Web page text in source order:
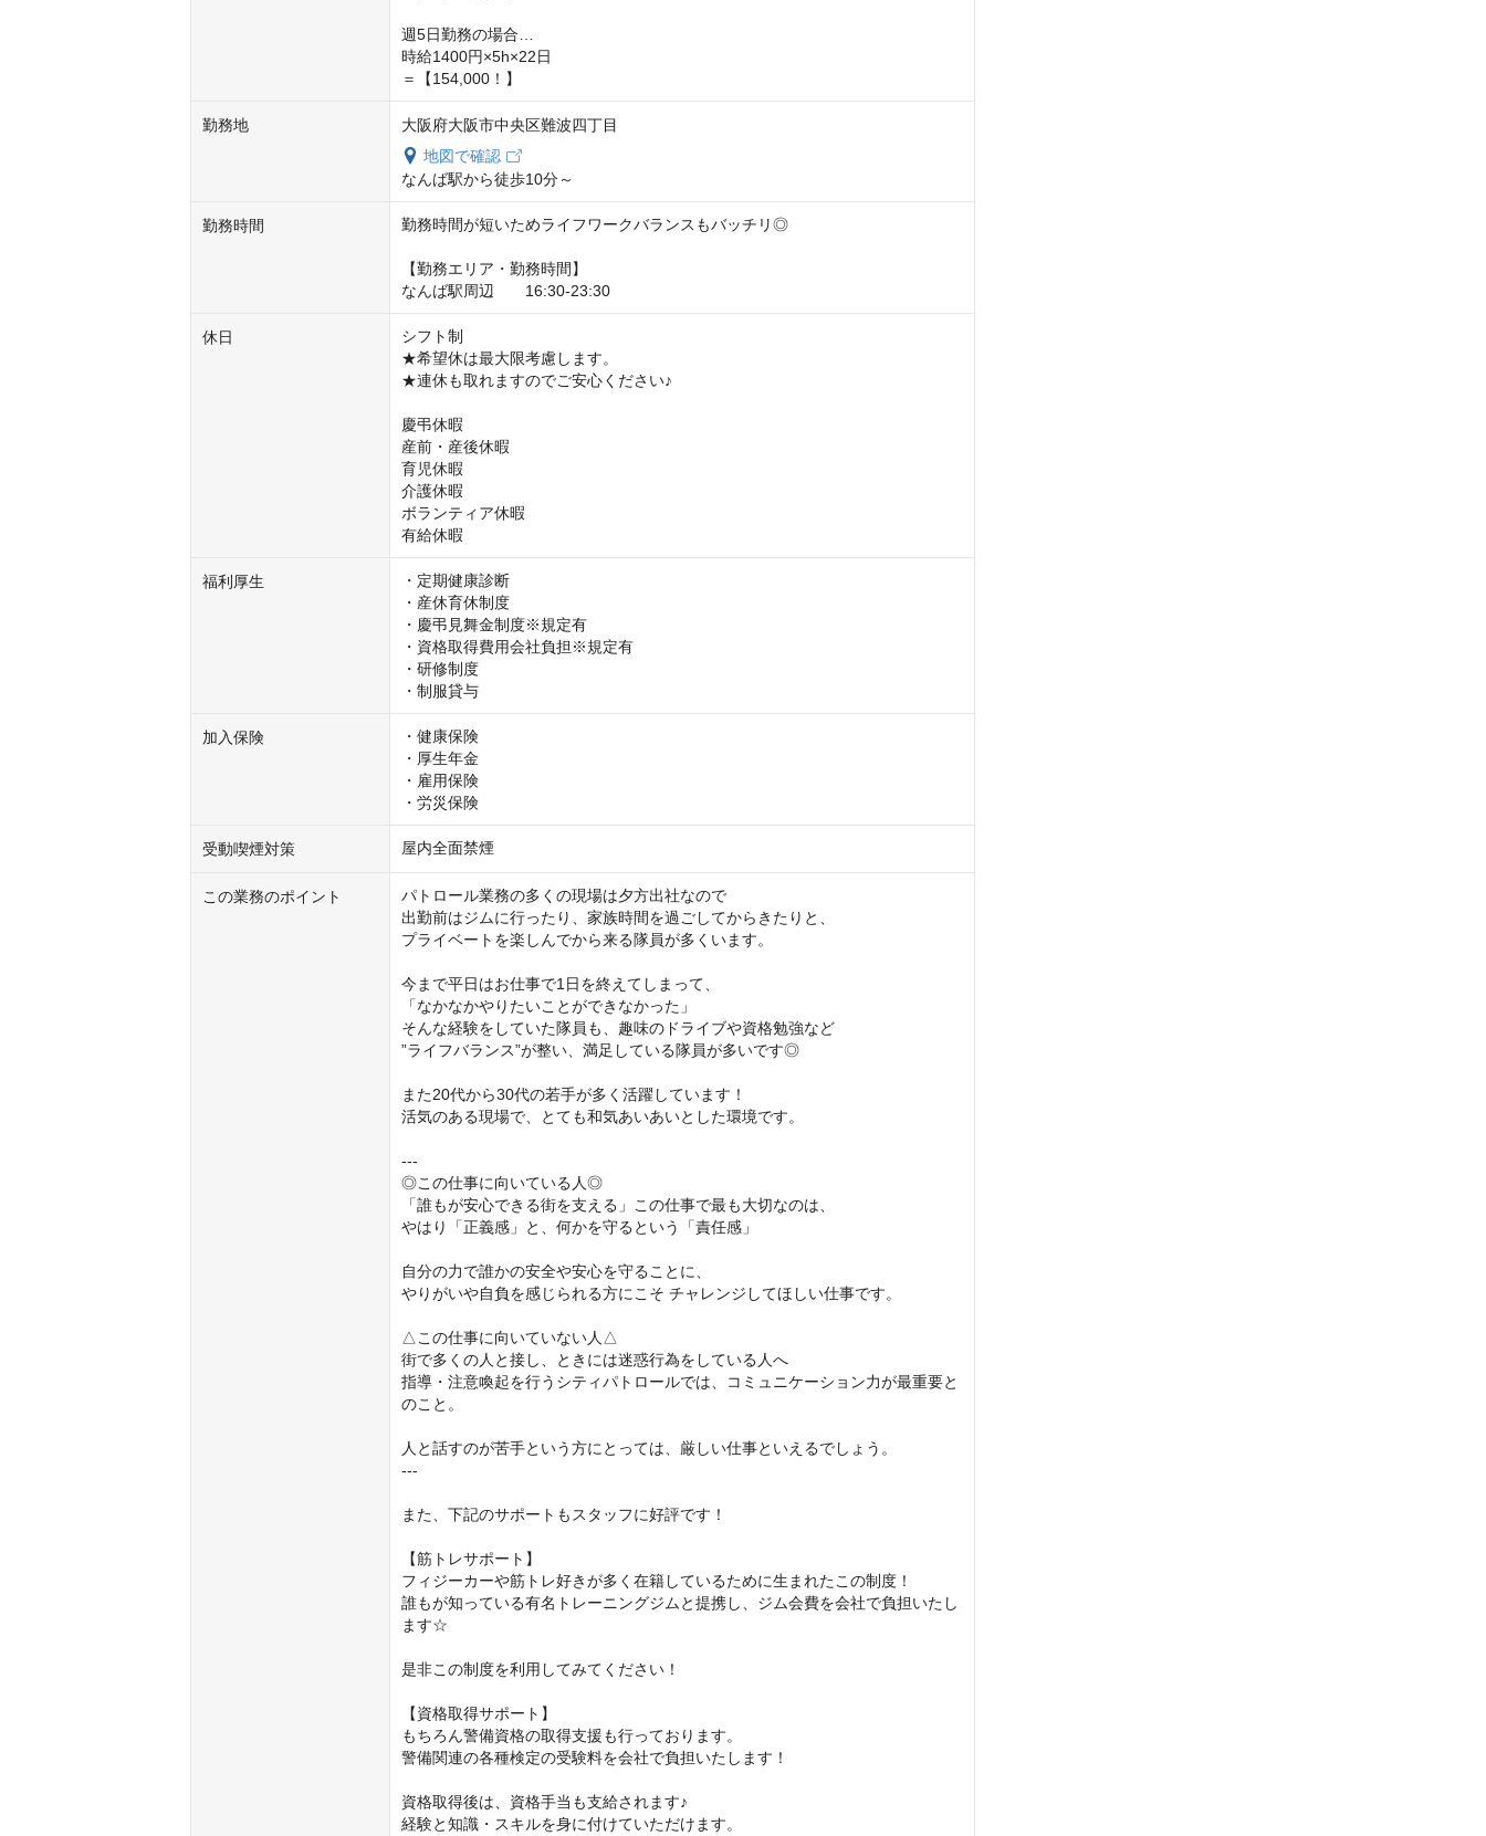
週5日勤務の場合…
時給1400円×5h×22日
＝【154,000！】
勤務地
大阪府大阪市中央区難波四丁目
地図で確認
なんば駅から徒歩10分～
勤務時間 勤務時間が短いためライフワークバランスもバッチリ◎
【勤務エリア・勤務時間】
なんば駅周辺　　16:30-23:30
休日
シフト制
★希望休は最大限考慮します。
★連休も取れますのでご安心ください♪
慶弔休暇
産前・産後休暇
育児休暇
介護休暇
ボランティア休暇
有給休暇
福利厚生
・定期健康診断
・産休育休制度
・慶弔見舞金制度※規定有
・資格取得費用会社負担※規定有
・研修制度
・制服貸与
加入保険
・健康保険
・厚生年金
・雇用保険
・労災保険
受動喫煙対策 屋内全面禁煙
この業務のポイント
パトロール業務の多くの現場は夕方出社なので
出勤前はジムに行ったり、家族時間を過ごしてからきたりと、
プライベートを楽しんでから来る隊員が多くいます。
今まで平日はお仕事で1日を終えてしまって、
「なかなかやりたいことができなかった」
そんな経験をしていた隊員も、趣味のドライブや資格勉強など
”ライフバランス”が整い、満足している隊員が多いです◎
また20代から30代の若手が多く活躍しています！
活気のある現場で、とても和気あいあいとした環境です。
---
◎この仕事に向いている人◎
「誰もが安心できる街を支える」この仕事で最も大切なのは、
やはり「正義感」と、何かを守るという「責任感」
自分の力で誰かの安全や安心を守ることに、
やりがいや自負を感じられる方にこそ チャレンジしてほしい仕事です。
△この仕事に向いていない人△
街で多くの人と接し、ときには迷惑行為をしている人へ
指導・注意喚起を行うシティパトロールでは、コミュニケーション力が最重要と
のこと。
人と話すのが苦手という方にとっては、厳しい仕事といえるでしょう。
---
また、下記のサポートもスタッフに好評です！
【筋トレサポート】
フィジーカーや筋トレ好きが多く在籍しているために生まれたこの制度！
誰もが知っている有名トレーニングジムと提携し、ジム会費を会社で負担いたし
ます☆
是非この制度を利用してみてください！
【資格取得サポート】
もちろん警備資格の取得支援も行っております。
警備関連の各種検定の受験料を会社で負担いたします！
資格取得後は、資格手当も支給されます♪
経験と知識・スキルを身に付けていただけます。